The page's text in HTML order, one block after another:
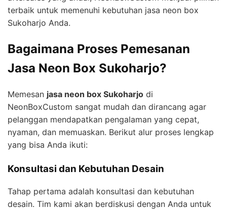
terbaik untuk memenuhi kebutuhan jasa neon box
Sukoharjo Anda.
Bagaimana Proses Pemesanan
Jasa Neon Box Sukoharjo?
Memesan jasa neon box Sukoharjo di
NeonBoxCustom sangat mudah dan dirancang agar
pelanggan mendapatkan pengalaman yang cepat,
nyaman, dan memuaskan. Berikut alur proses lengkap
yang bisa Anda ikuti:
Konsultasi dan Kebutuhan Desain
Tahap pertama adalah konsultasi dan kebutuhan
desain. Tim kami akan berdiskusi dengan Anda untuk